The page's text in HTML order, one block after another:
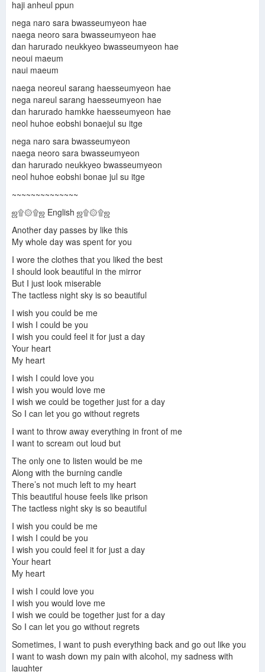
haji anheul ppun
nega naro sara bwasseumyeon hae
naega neoro sara bwasseumyeon hae
dan harurado neukkyeo bwasseumyeon hae
neoui maeum
naui maeum
naega neoreul sarang haesseumyeon hae
nega nareul sarang haesseumyeon hae
dan harurado hamkke haesseumyeon hae
neol huhoe eobshi bonaejul su itge
nega naro sara bwasseumyeon
naega neoro sara bwasseumyeon
dan harurado neukkyeo bwasseumyeon
neol huhoe eobshi bonae jul su itge
~~~~~~~~~~~~~~
ஜ۩۞۩ஜ English ஜ۩۞۩ஜ
Another day passes by like this
My whole day was spent for you
I wore the clothes that you liked the best
I should look beautiful in the mirror
But I just look miserable
The tactless night sky is so beautiful
I wish you could be me
I wish I could be you
I wish you could feel it for just a day
Your heart
My heart
I wish I could love you
I wish you would love me
I wish we could be together just for a day
So I can let you go without regrets
I want to throw away everything in front of me
I want to scream out loud but
The only one to listen would be me
Along with the burning candle
There’s not much left to my heart
This beautiful house feels like prison
The tactless night sky is so beautiful
I wish you could be me
I wish I could be you
I wish you could feel it for just a day
Your heart
My heart
I wish I could love you
I wish you would love me
I wish we could be together just for a day
So I can let you go without regrets
Sometimes, I want to push everything back and go out like you
I want to wash down my pain with alcohol, my sadness with
laughter